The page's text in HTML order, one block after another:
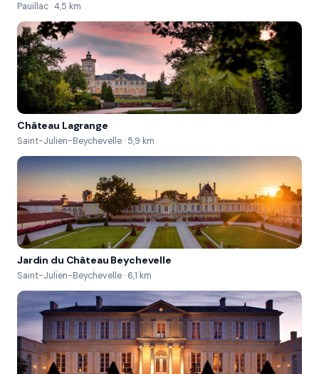
Pauillac · 4,5 km
Château Lagrange
Saint-Julien-Beychevelle · 5,9 km
Jardin du Château Beychevelle
Saint-Julien-Beychevelle · 6,1 km